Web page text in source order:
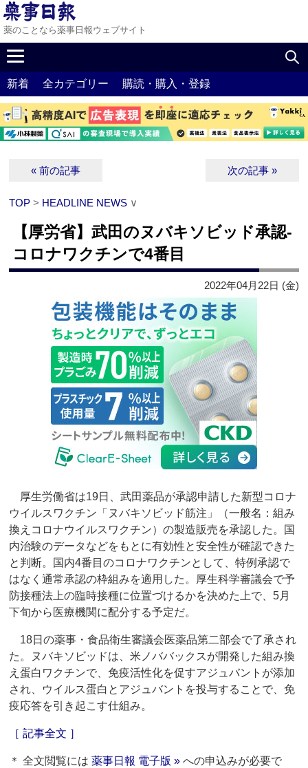
薬のことなら薬事日報ウェブサイト
新着 全カテゴリー 購読・購入・登録
« 前の記事 次の記事 »
TOP > HEADLINE NEWS ∨
【厚労省】武田のヌバキソビッド承認‐
コロナワクチンで4番目
2022年04月22日 (金)
厚生労働省は19日、武田薬品が承認申請した新型コロナ
ウイルスワクチン「ヌバキソビッド筋注」（一般名：組み
換えコロナウイルスワクチン）の製造販売を承認した。国
内治験のデータなどをもとに有効性と安全性が確認できた
と判断。国内4番目のコロナワクチンとして、特例承認で
はなく通常承認の枠組みを適用した。厚生科学審議会で予
防接種法上の臨時接種に位置づけるかを決めた上で、5月
下旬から医療機関に配分する予定だ。
18日の薬事・食品衛生審議会医薬品第二部会で了承され
た。ヌバキソビッドは、米ノババックスが開発した組み換
え蛋白ワクチンで、免疫活性化を促すアジュバントが添加
され、ウイルス蛋白とアジュバントを投与することで、免
疫応答を引き起こす仕組み。
［ 記事全文 ］
＊ 全文閲覧には薬事日報 電子版 » への申込みが必要で